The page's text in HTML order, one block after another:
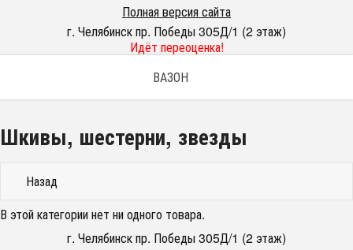
Полная версия сайта
г. Челябинск пр. Победы 305Д/1 (2 этаж)
Идёт переоценка!
ВАЗОН
Шкивы, шестерни, звезды
Назад
В этой категории нет ни одного товара.
г. Челябинск пр. Победы 305Д/1 (2 этаж)